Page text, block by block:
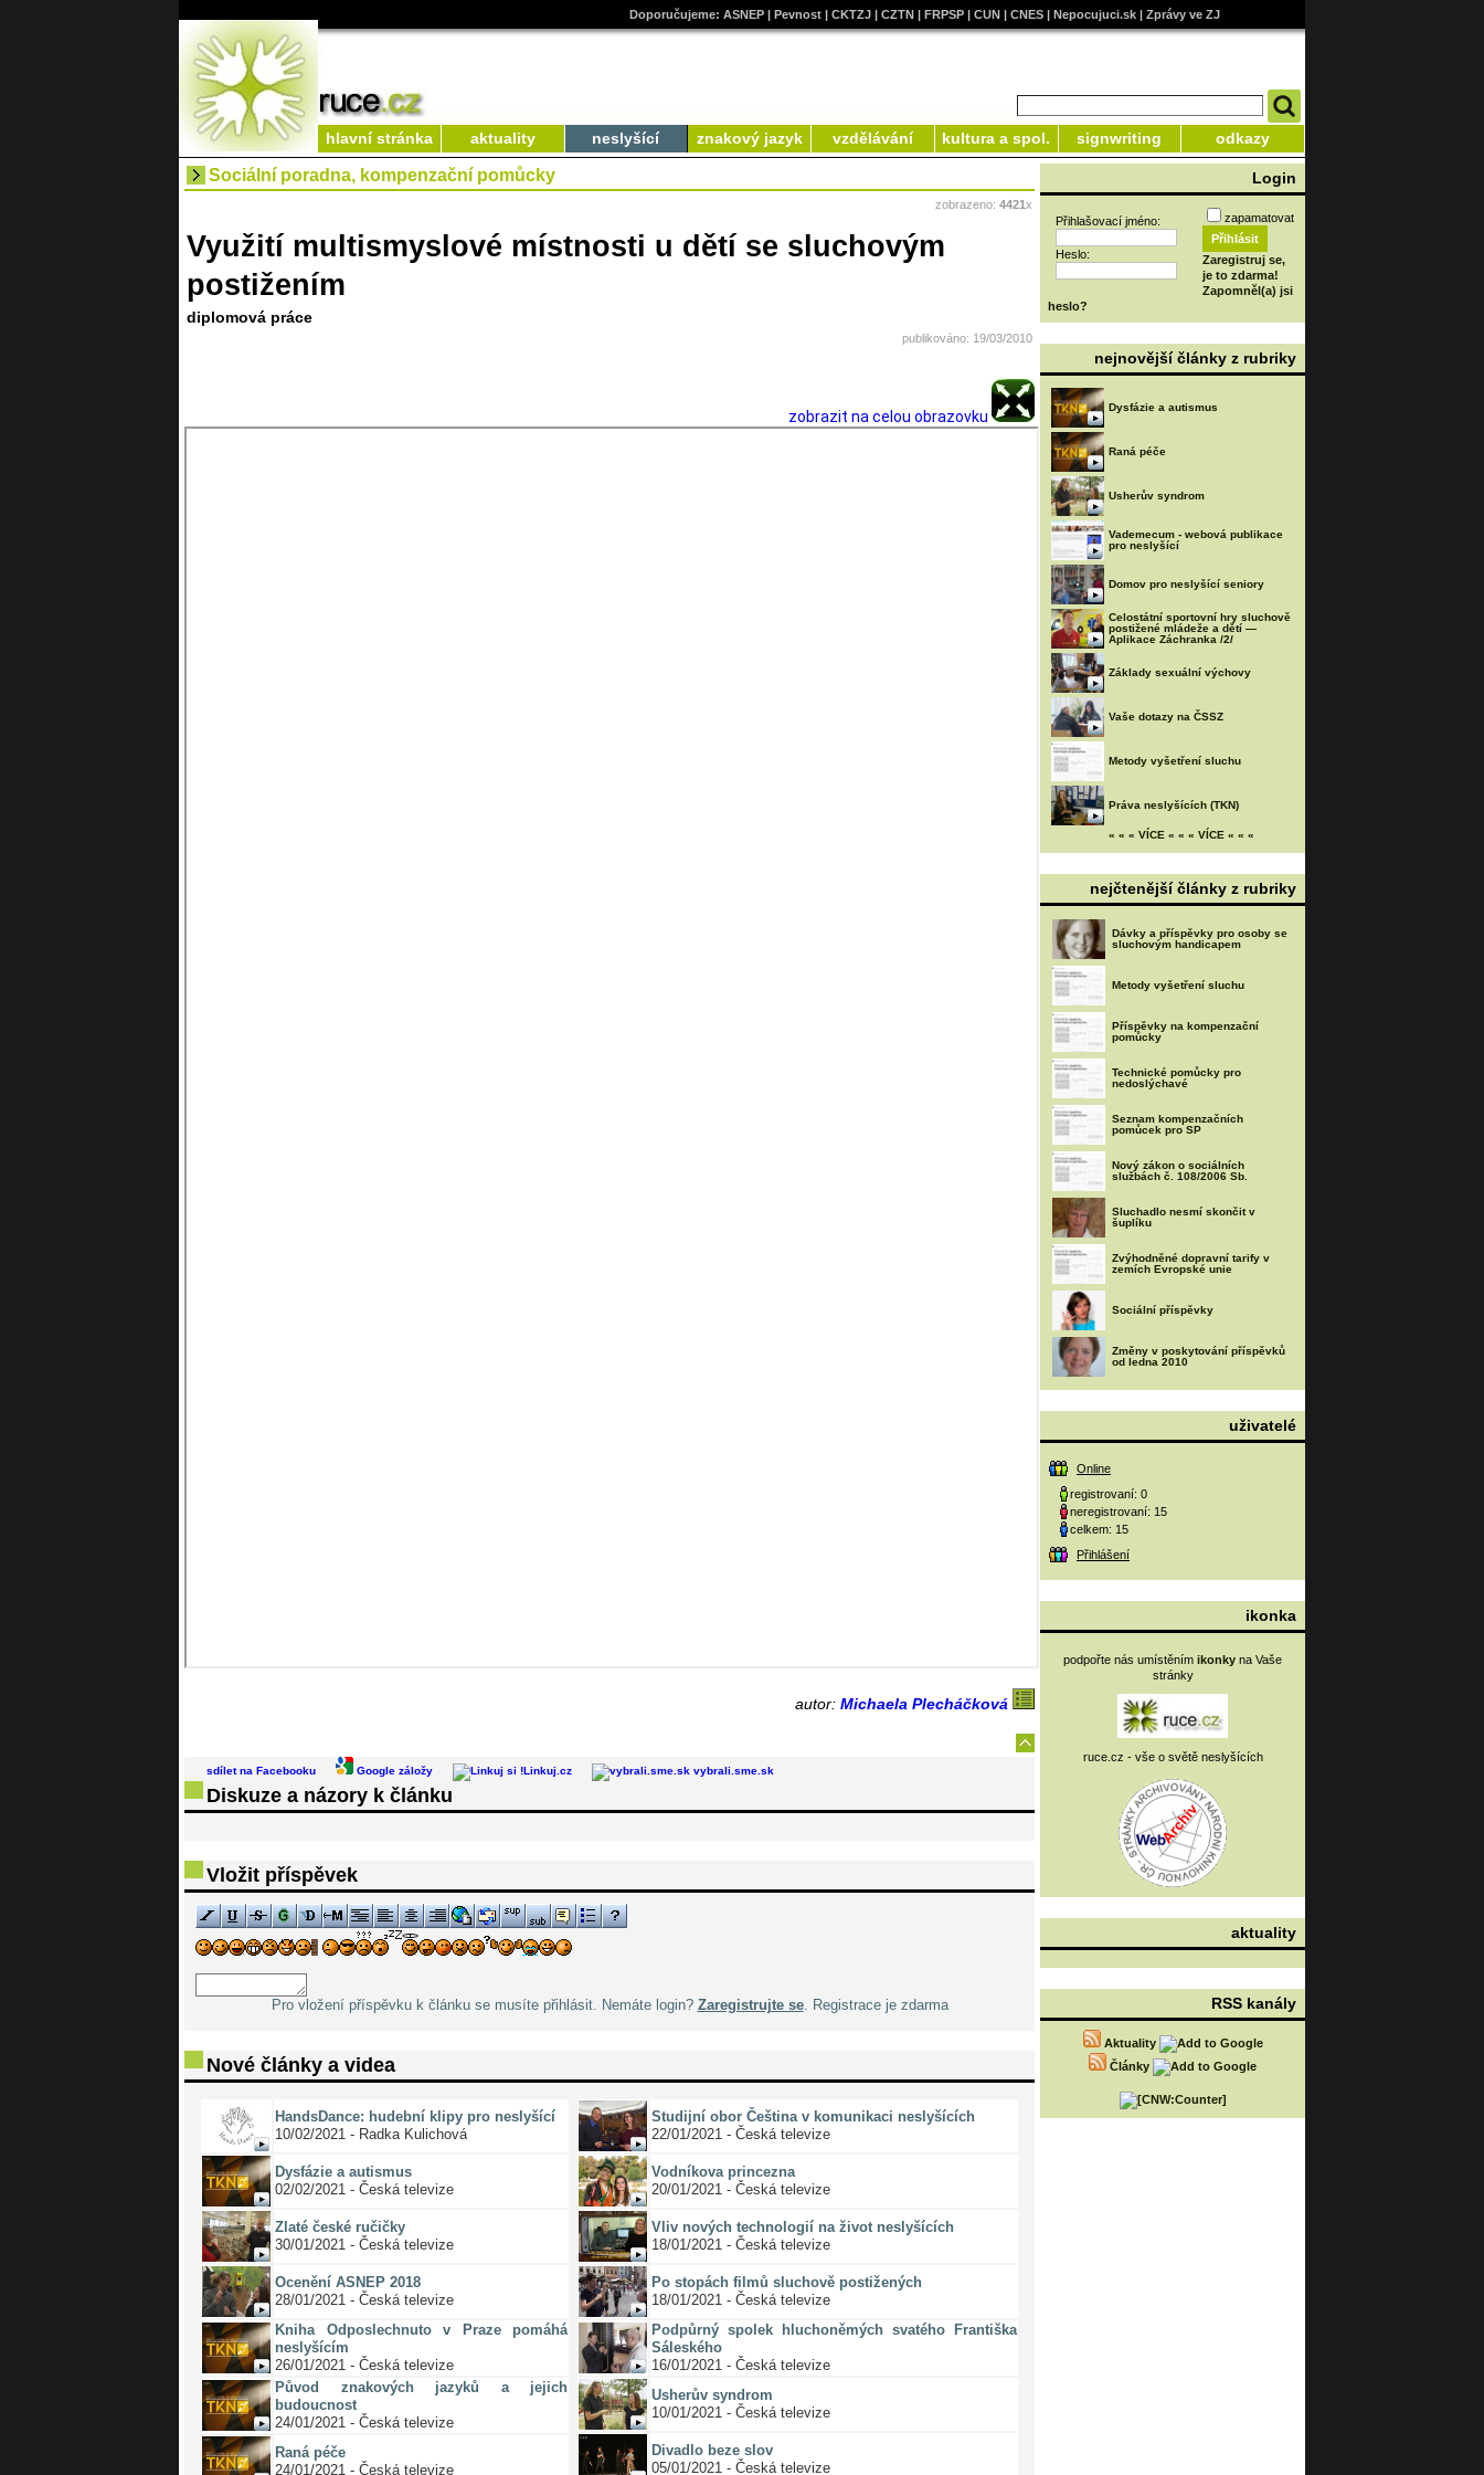
Doporučujeme: ASNEP| Pevnost| CKTZJ| CZTN| FRPSP| CUN| CNES| Nepocujuci.sk| Zprávy ve ZJ
hlavní stránka aktuality neslyšící znakový jazyk vzdělávání kultura a spol. signwriting odkazy
Sociální poradna, kompenzační pomůcky
zobrazeno: 4421x
Využití multismyslové místnosti u dětí se sluchovým
postižením
diplomová práce
publikováno: 19/03/2010
zobrazit na celou obrazovku
autor: Michaela Plecháčková
sdílet na Facebooku Google záložy Linkuj.cz vybrali.sme.sk
Diskuze a názory k článku
Vložit příspěvek
Pro vložení příspěvku k článku se musíte přihlásit. Nemáte login? Zaregistrujte se. Registrace je zdarma
Nové články a videa
HandsDance: hudební klipy pro neslyšící
10/02/2021 - Radka Kulichová
Dysfázie a autismus
02/02/2021 - Česká televize
Zlaté české ručičky
30/01/2021 - Česká televize
Ocenění ASNEP 2018
28/01/2021 - Česká televize
Kniha Odposlechnuto v Praze pomáhá
neslyšícím
26/01/2021 - Česká televize
Původ znakových jazyků a jejich
budoucnost
24/01/2021 - Česká televize
Raná péče
24/01/2021 - Česká televize
Studijní obor Čeština v komunikaci neslyšících
22/01/2021 - Česká televize
Vodníkova princezna
20/01/2021 - Česká televize
Vliv nových technologií na život neslyšících
18/01/2021 - Česká televize
Po stopách filmů sluchově postižených
18/01/2021 - Česká televize
Podpůrný spolek hluchoněmých svatého Františka
Sáleského
16/01/2021 - Česká televize
Usherův syndrom
10/01/2021 - Česká televize
Divadlo beze slov
05/01/2021 - Česká televize
Login
Přihlašovací jméno:
Heslo:
zapamatovat
Zaregistruj se,
je to zdarma!
Zapomněl(a) jsi
heslo?
nejnovější články z rubriky
Dysfázie a autismus
Raná péče
Usherův syndrom
Vademecum - webová publikace
pro neslyšící
Domov pro neslyšící seniory
Celostátní sportovní hry sluchově
postižené mládeže a dětí —
Aplikace Záchranka /2/
Základy sexuální výchovy
Vaše dotazy na ČSSZ
Metody vyšetření sluchu
Práva neslyšících (TKN)
« « « VÍCE « « « VÍCE « « «
nejčtenější články z rubriky
Dávky a příspěvky pro osoby se
sluchovým handicapem
Metody vyšetření sluchu
Příspěvky na kompenzační
pomůcky
Technické pomůcky pro
nedoslýchavé
Seznam kompenzačních
pomůcek pro SP
Nový zákon o sociálních
službách č. 108/2006 Sb.
Sluchadlo nesmí skončit v
šuplíku
Zvýhodněné dopravní tarify v
zemích Evropské unie
Sociální příspěvky
Změny v poskytování příspěvků
od ledna 2010
uživatelé
Online
registrovaní: 0
neregistrovaní: 15
celkem: 15
Přihlášení
ikonka
podpořte nás umístěním ikonky na Vaše
stránky
ruce.cz - vše o světě neslyšících
aktuality
RSS kanály
Aktuality
Články